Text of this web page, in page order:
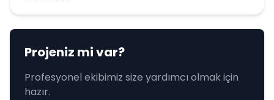
Projeniz mi var?
Profesyonel ekibimiz size yardımcı olmak için
hazır.